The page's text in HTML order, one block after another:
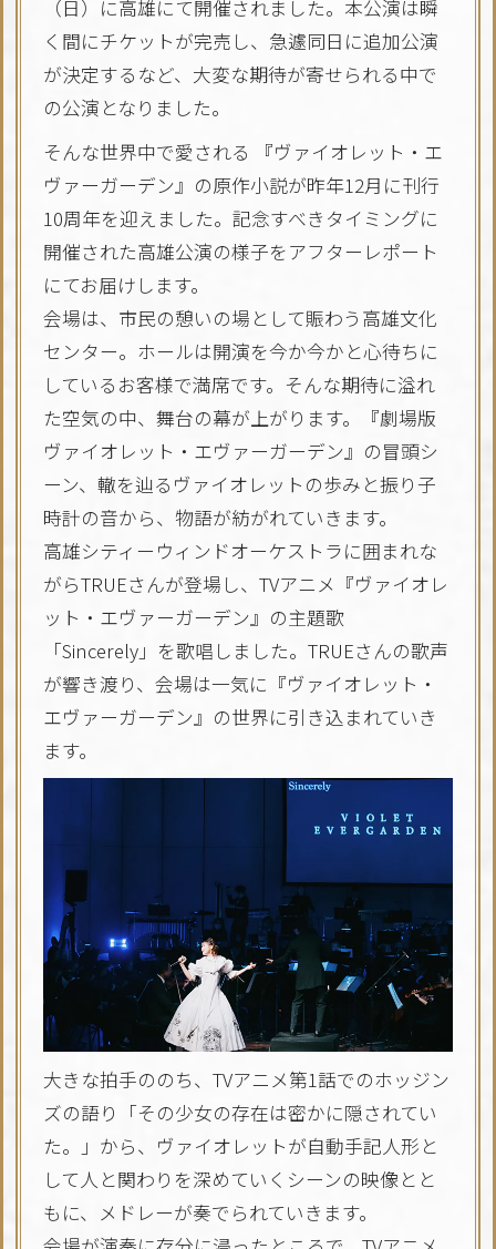
（日）に高雄にて開催されました。本公演は瞬
く間にチケットが完売し、急遽同日に追加公演
が決定するなど、大変な期待が寄せられる中で
の公演となりました。
そんな世界中で愛される 『ヴァイオレット・エ
ヴァーガーデン』の原作小説が昨年12月に刊行
10周年を迎えました。記念すべきタイミングに
開催された高雄公演の様子をアフターレポート
にてお届けします。
会場は、市民の憩いの場として賑わう高雄文化
センター。ホールは開演を今か今かと心待ちに
しているお客様で満席です。そんな期待に溢れ
た空気の中、舞台の幕が上がります。『劇場版
ヴァイオレット・エヴァーガーデン』の冒頭シ
ーン、轍を辿るヴァイオレットの歩みと振り子
時計の音から、物語が紡がれていきます。
高雄シティーウィンドオーケストラに囲まれな
がらTRUEさんが登場し、TVアニメ『ヴァイオレ
ット・エヴァーガーデン』の主題歌
「Sincerely」を歌唱しました。TRUEさんの歌声
が響き渡り、会場は一気に『ヴァイオレット・
エヴァーガーデン』の世界に引き込まれていき
ます。
大きな拍手ののち、TVアニメ第1話でのホッジン
ズの語り「その少女の存在は密かに隠されてい
た。」から、ヴァイオレットが自動手記人形と
して人と関わりを深めていくシーンの映像とと
もに、メドレーが奏でられていきます。